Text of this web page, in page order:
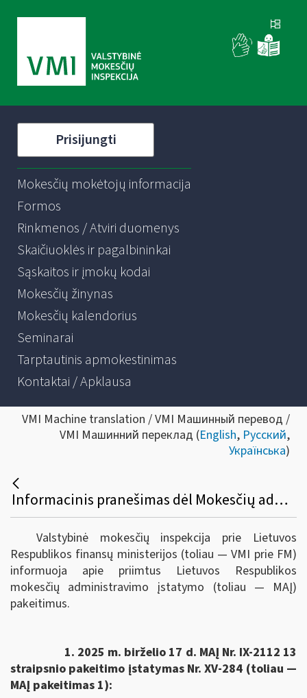
Prisijungti
Mokesčių mokėtojų informacija
Formos
Rinkmenos / Atviri duomenys
Skaičiuoklės ir pagalbininkai
Sąskaitos ir įmokų kodai
Mokesčių žinynas
Mokesčių kalendorius
Seminarai
Tarptautinis apmokestinimas
Kontaktai / Apklausa
VMI Machine translation / VMI Машинный перевод /
VMI Машинний переклад (English, Русский,
Українська)
Informacinis pranešimas dėl Mokesčių administravimo įstatymo pakeitimo
Valstybinė mokesčių inspekcija prie Lietuvos
Respublikos finansų ministerijos (toliau — VMI prie FM)
informuoja apie priimtus Lietuvos Respublikos
mokesčių administravimo įstatymo (toliau — MAĮ)
pakeitimus.
1. 2025 m. birželio 17 d. MAĮ Nr. IX-2112 13
straipsnio pakeitimo įstatymas Nr. XV-284 (toliau —
MAĮ pakeitimas 1):